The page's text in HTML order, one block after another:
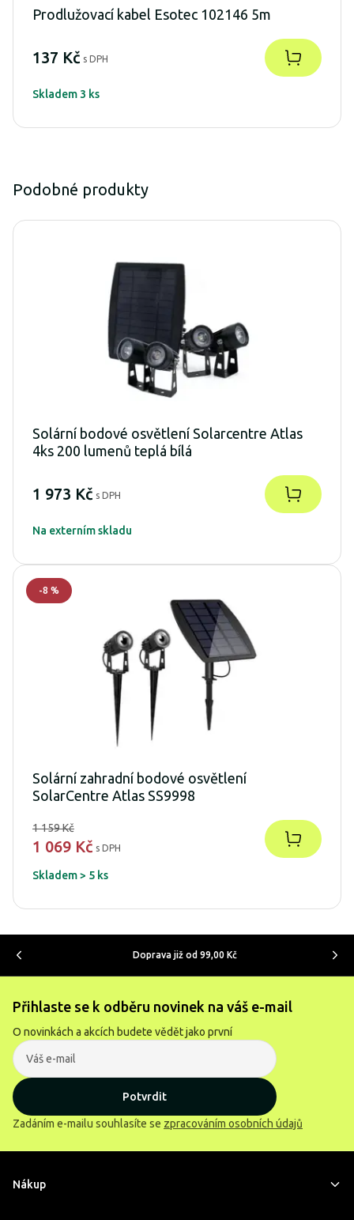
Prodlužovací kabel Esotec 102146 5m
137 Kč s DPH
Skladem 3 ks
Podobné produkty
Solární bodové osvětlení Solarcentre Atlas
4ks 200 lumenů teplá bílá
1 973 Kč s DPH
Na externím skladu
-8 %
Solární zahradní bodové osvětlení
SolarCentre Atlas SS9998
1 159 Kč
1 069 Kč s DPH
Skladem > 5 ks
Doprava již od 99,00 Kč
Přihlaste se k odběru novinek na váš e-mail
O novinkách a akcích budete vědět jako první
Potvrdit
Zadáním e-mailu souhlasíte se zpracováním osobních údajů
Nákup